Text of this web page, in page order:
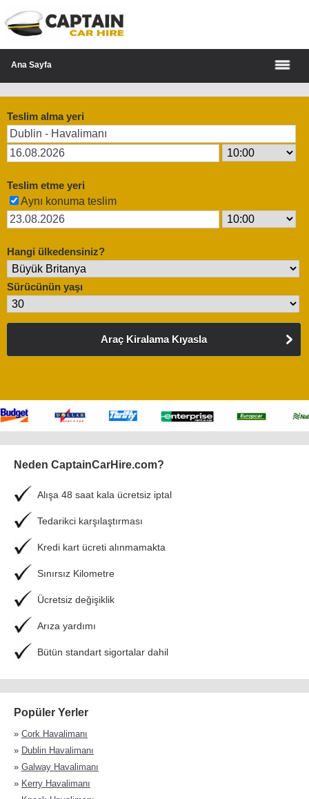
Ana Sayfa
Teslim alma yeri
Teslim etme yeri
Aynı konuma teslim
Hangi ülkedensiniz?
Sürücünün yaşı
Araç Kiralama Kıyasla
Neden CaptainCarHire.com?
Alışa 48 saat kala ücretsiz iptal
Tedarikci karşılaştırması
Kredi kart ücreti alınmamakta
Sınırsız Kilometre
Ücretsiz değişiklik
Arıza yardımı
Bütün standart sigortalar dahil
Popüler Yerler
» Cork Havalimanı
» Dublin Havalimanı
» Galway Havalimanı
» Kerry Havalimanı